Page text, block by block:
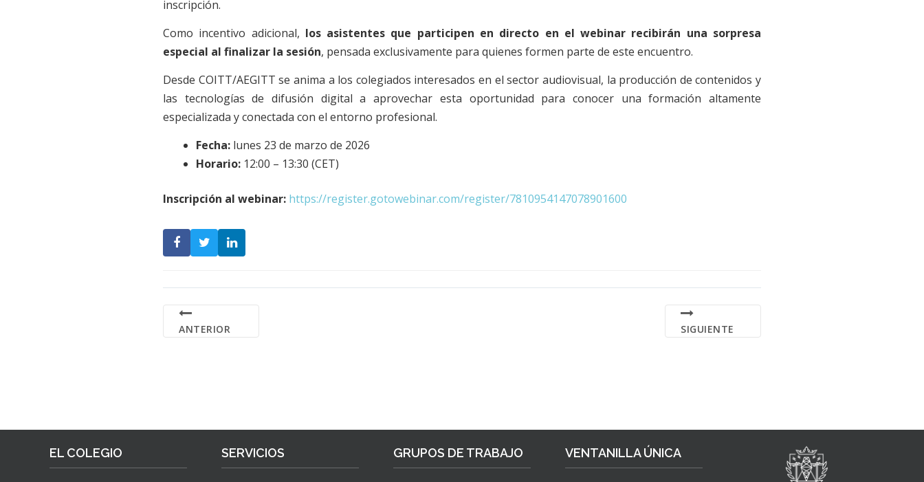
inscripción.
Como incentivo adicional, los asistentes que participen en directo en el webinar recibirán una sorpresa
especial al finalizar la sesión, pensada exclusivamente para quienes formen parte de este encuentro.
Desde COITT/AEGITT se anima a los colegiados interesados en el sector audiovisual, la producción de contenidos y
las tecnologías de difusión digital a aprovechar esta oportunidad para conocer una formación altamente
especializada y conectada con el entorno profesional.
Fecha: lunes 23 de marzo de 2026
Horario: 12:00 – 13:30 (CET)
Inscripción al webinar: https://register.gotowebinar.com/register/7810954147078901600
ANTERIOR SIGUIENTE
EL COLEGIO SERVICIOS GRUPOS DE TRABAJO VENTANILLA ÚNICA